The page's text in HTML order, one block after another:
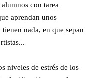
con tarea
aprendan unos
nada, en que sepan
niveles de estrés de los